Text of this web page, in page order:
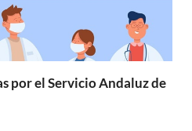
por el Servicio Andaluz de